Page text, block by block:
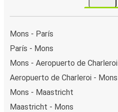
Mons - París
París - Mons
Mons - Aeropuerto de Charleroi
Aeropuerto de Charleroi - Mons
Mons - Maastricht
Maastricht - Mons